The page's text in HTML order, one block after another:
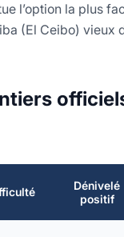
l’option la plus
(El Ceibo) vieux
Dénivelé
positif